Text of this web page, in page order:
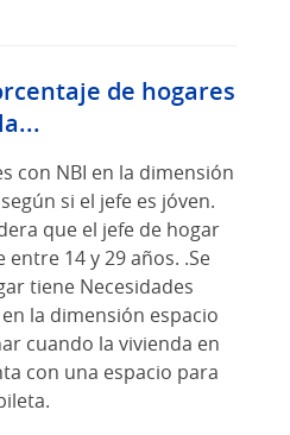
de hogares
con NBI en la dimensión
si el jefe es jóven.
que el jefe de hogar
14 y 29 años. .Se
tiene Necesidades
la dimensión espacio
cuando la vivienda en
con una espacio para